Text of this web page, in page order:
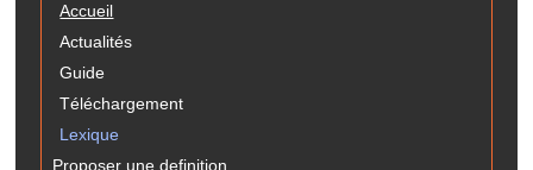
Accueil
Actualités
Guide
Téléchargement
Lexique
Proposer une definition